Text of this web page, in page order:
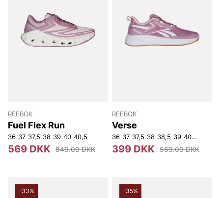
REEBOK
Fuel Flex Run
36 37 37,5 38 39 40 40,5
569 DKK 849.00 DKK
REEBOK
Verse
36 37 37,5 38 38,5 39 40 40,5
399 DKK 569.00 DKK
-33% -35%